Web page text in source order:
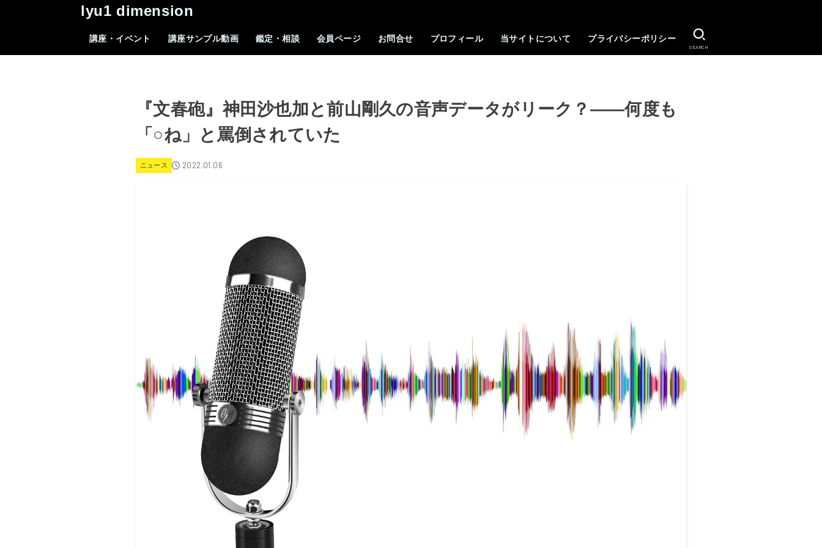
lyu1 dimension
講座・イベント 講座サンプル動画 鑑定・相談 会員ページ お問合せ プロフィール 当サイトについて プライバシーポリシー
SEARCH
『文春砲』神田沙也加と前山剛久の音声データがリーク？――何度も
「○ね」と罵倒されていた
ニュース 2022.01.06